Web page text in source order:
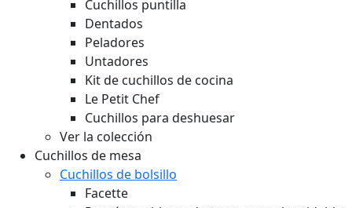
Cuchillos puntilla
Dentados
Peladores
Untadores
Kit de cuchillos de cocina
Le Petit Chef
Cuchillos para deshuesar
Ver la colección
Cuchillos de mesa
Cuchillos de bolsillo
Facette